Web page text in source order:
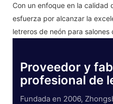
Con un enfoque en la calidad
esfuerza por alcanzar la
letreros de neón para salones
Proveedor y
profesional de
Fundada en 2006,